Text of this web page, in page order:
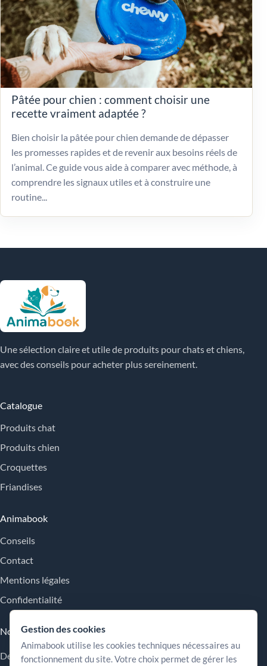
Pâtée pour chien : comment choisir une
recette vraiment adaptée ?
Bien choisir la pâtée pour chien demande de dépasser
les promesses rapides et de revenir aux besoins réels de
l’animal. Ce guide vous aide à comparer avec méthode, à
comprendre les signaux utiles et à construire une
routine...
Une sélection claire et utile de produits pour chats et chiens,
avec des conseils pour acheter plus sereinement.
Catalogue
Produits chat
Produits chien
Croquettes
Friandises
Animabook
Conseils
Contact
Mentions légales
Confidentialité
Nos engagements
Des repères simples pour comparer les offres, comprendre les
Gestion des cookies
Animabook utilise les cookies techniques nécessaires au
fonctionnement du site. Votre choix permet de gérer les